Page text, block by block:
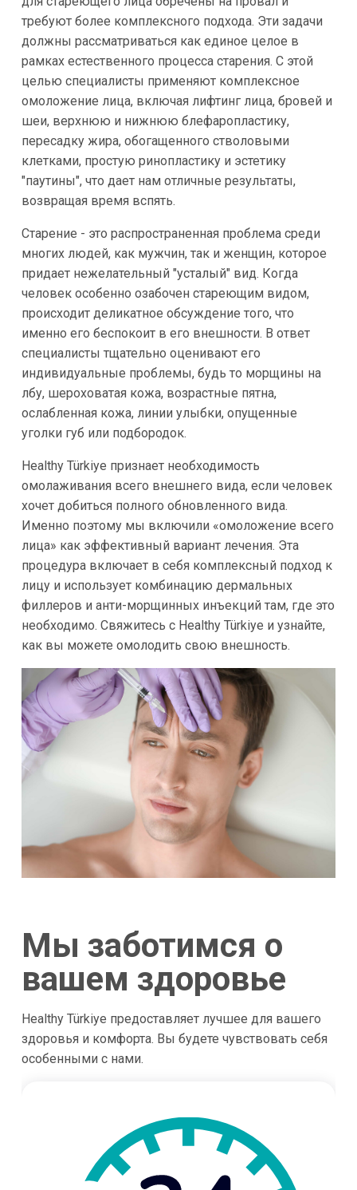
требуют более комплексного подхода. Эти задачи
должны рассматриваться как единое целое в
рамках естественного процесса старения. С этой
целью специалисты применяют комплексное
омоложение лица, включая лифтинг лица, бровей и
шеи, верхнюю и нижнюю блефаропластику,
пересадку жира, обогащенного стволовыми
клетками, простую ринопластику и эстетику
"паутины", что дает нам отличные результаты,
возвращая время вспять.
Старение - это распространенная проблема среди
многих людей, как мужчин, так и женщин, которое
придает нежелательный "усталый" вид. Когда
человек особенно озабочен стареющим видом,
происходит деликатное обсуждение того, что
именно его беспокоит в его внешности. В ответ
специалисты тщательно оценивают его
индивидуальные проблемы, будь то морщины на
лбу, шероховатая кожа, возрастные пятна,
ослабленная кожа, линии улыбки, опущенные
уголки губ или подбородок.
Healthy Türkiye признает необходимость
омолаживания всего внешнего вида, если человек
хочет добиться полного обновленного вида.
Именно поэтому мы включили «омоложение всего
лица» как эффективный вариант лечения. Эта
процедура включает в себя комплексный подход к
лицу и использует комбинацию дермальных
филлеров и анти-морщинных инъекций там, где это
необходимо. Свяжитесь с Healthy Türkiye и узнайте,
как вы можете омолодить свою внешность.
Мы заботимся о
вашем здоровье
Healthy Türkiye предоставляет лучшее для вашего
здоровья и комфорта. Вы будете чувствовать себя
особенными с нами.